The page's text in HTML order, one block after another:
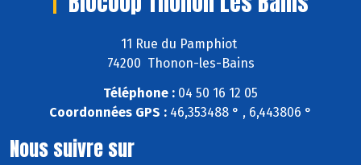
11 Rue du Pamphiot
74200 Thonon-les-Bains
Téléphone : 04 50 16 12 05
Coordonnées GPS : 46,353488 ° , 6,443806 °
Nous suivre sur